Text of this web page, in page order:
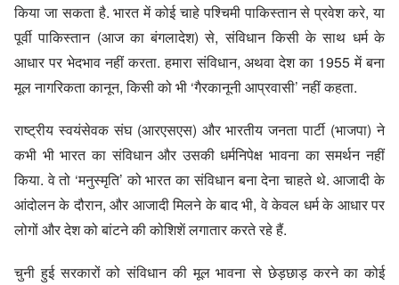
किया जा सकता है. भारत में कोई चाहे पश्चिमी पाकिस्तान से प्रवेश करे, या
पूर्वी पाकिस्तान (आज का बंगलादेश) से, संविधान किसी के साथ धर्म के
आधार पर भेदभाव नहीं करता. हमारा संविधान, अथवा देश का 1955 में बना
मूल नागरिकता कानून, किसी को भी ‘गैरकानूनी आप्रवासी’ नहीं कहता.
राष्ट्रीय स्वयंसेवक संघ (आरएसएस) और भारतीय जनता पार्टी (भाजपा) ने
कभी भी भारत का संविधान और उसकी धर्मनिपेक्ष भावना का समर्थन नहीं
किया. वे तो ‘मनुस्मृति’ को भारत का संविधान बना देना चाहते थे. आजादी के
आंदोलन के दौरान, और आजादी मिलने के बाद भी, वे केवल धर्म के आधार पर
लोगों और देश को बांटने की कोशिशें लगातार करते रहे हैं.
चुनी हुई सरकारों को संविधान की मूल भावना से छेड़छाड़ करने का कोई